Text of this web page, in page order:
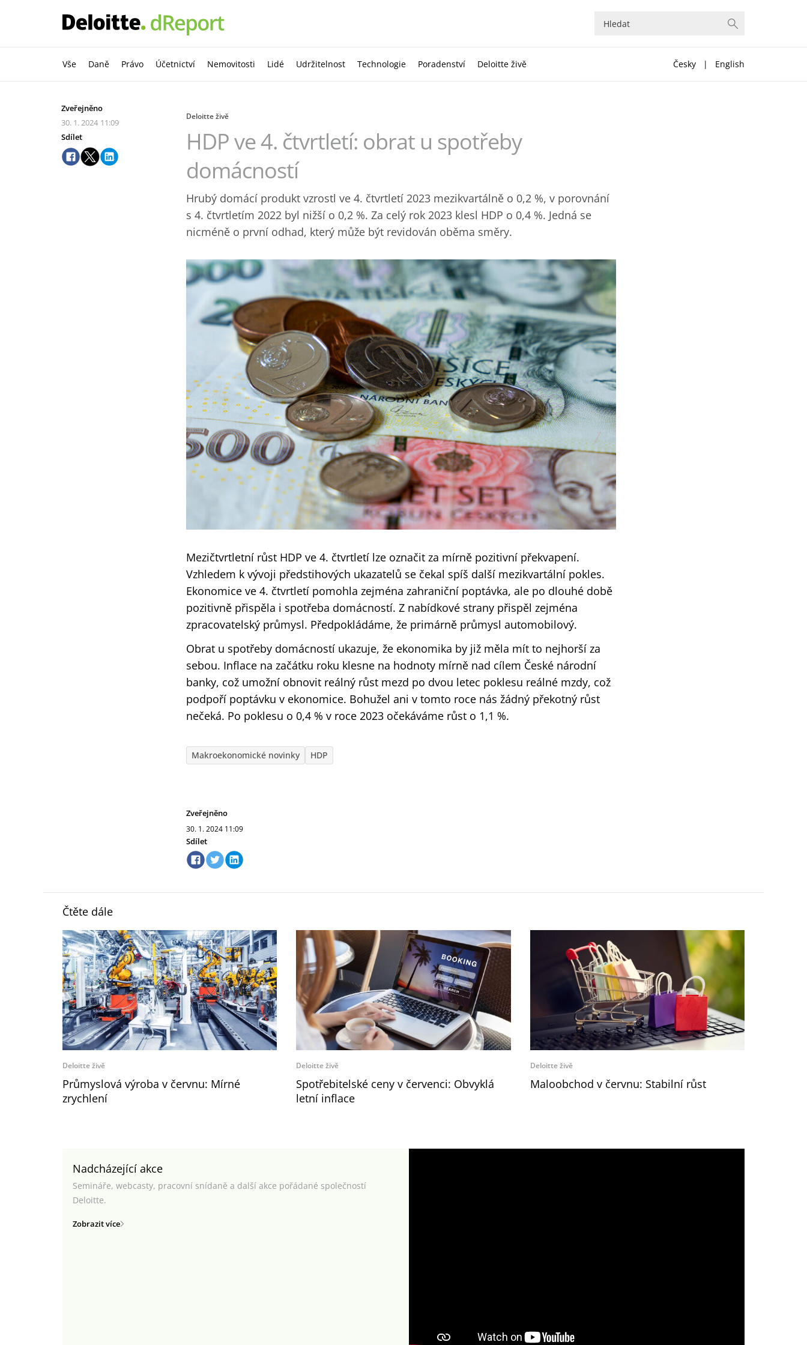
Vše Daně Právo Účetnictví Nemovitosti Lidé Udržitelnost Technologie Poradenství Deloitte živě Česky | English
Zveřejněno
30. 1. 2024 11:09
Sdílet
Deloitte živě
HDP ve 4. čtvrtletí: obrat u spotřeby
domácností
Hrubý domácí produkt vzrostl ve 4. čtvrtletí 2023 mezikvartálně o 0,2 %, v porovnání
s 4. čtvrtletím 2022 byl nižší o 0,2 %. Za celý rok 2023 klesl HDP o 0,4 %. Jedná se
nicméně o první odhad, který může být revidován oběma směry.
Mezičtvrtletní růst HDP ve 4. čtvrtletí lze označit za mírně pozitivní překvapení.
Vzhledem k vývoji předstihových ukazatelů se čekal spíš další mezikvartální pokles.
Ekonomice ve 4. čtvrtletí pomohla zejména zahraniční poptávka, ale po dlouhé době
pozitivně přispěla i spotřeba domácností. Z nabídkové strany přispěl zejména
zpracovatelský průmysl. Předpokládáme, že primárně průmysl automobilový.
Obrat u spotřeby domácností ukazuje, že ekonomika by již měla mít to nejhorší za
sebou. Inflace na začátku roku klesne na hodnoty mírně nad cílem České národní
banky, což umožní obnovit reálný růst mezd po dvou letec poklesu reálné mzdy, což
podpoří poptávku v ekonomice. Bohužel ani v tomto roce nás žádný překotný růst
nečeká. Po poklesu o 0,4 % v roce 2023 očekáváme růst o 1,1 %.
Makroekonomické novinky HDP
Zveřejněno
30. 1. 2024 11:09
Sdílet
Čtěte dále
Deloitte živě
Průmyslová výroba v červnu: Mírné
zrychlení
Deloitte živě
Spotřebitelské ceny v červenci: Obvyklá
letní inflace
Deloitte živě
Maloobchod v červnu: Stabilní růst
Nadcházející akce
Semináře, webcasty, pracovní snídaně a další akce pořádané společností
Deloitte.
Zobrazit více